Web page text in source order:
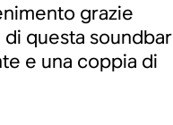
grazie
di questa soundbar
e una coppia di